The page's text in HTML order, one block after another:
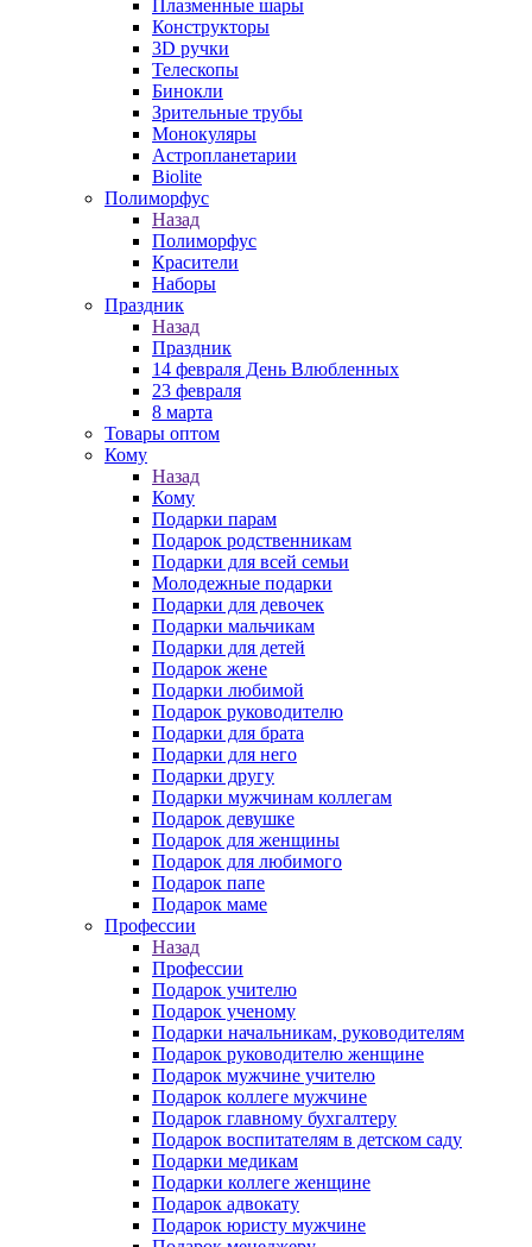
Плазменные шары
Конструкторы
3D ручки
Телескопы
Бинокли
Зрительные трубы
Монокуляры
Астропланетарии
Biolite
Полиморфус
Назад
Полиморфус
Красители
Наборы
Праздник
Назад
Праздник
14 февраля День Влюбленных
23 февраля
8 марта
Товары оптом
Кому
Назад
Кому
Подарки парам
Подарок родственникам
Подарки для всей семьи
Молодежные подарки
Подарки для девочек
Подарки мальчикам
Подарки для детей
Подарок жене
Подарки любимой
Подарок руководителю
Подарки для брата
Подарки для него
Подарки другу
Подарки мужчинам коллегам
Подарок девушке
Подарок для женщины
Подарок для любимого
Подарок папе
Подарок маме
Профессии
Назад
Профессии
Подарок учителю
Подарок ученому
Подарки начальникам, руководителям
Подарок руководителю женщине
Подарок мужчине учителю
Подарок коллеге мужчине
Подарок главному бухгалтеру
Подарок воспитателям в детском саду
Подарки медикам
Подарки коллеге женщине
Подарок адвокату
Подарок юристу мужчине